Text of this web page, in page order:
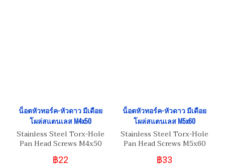
น็อตหัวทอร์ค-หัวดาว มีเดือย
โผล่สแตนเลส M4x50
Stainless Steel Torx-Hole
Pan Head Screws M4x50
฿22
น็อตหัวทอร์ค-หัวดาว มีเดือย
โผล่สแตนเลส M5x60
Stainless Steel Torx-Hole
Pan Head Screws M5x60
฿33